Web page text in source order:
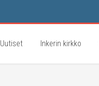
Uutiset Inkerin kirkko